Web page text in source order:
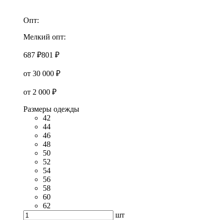
Опт:
Мелкий опт:
687 ₽801 ₽
от 30 000 ₽
от 2 000 ₽
Размеры одежды
42
44
46
48
50
52
54
56
58
60
62
шт